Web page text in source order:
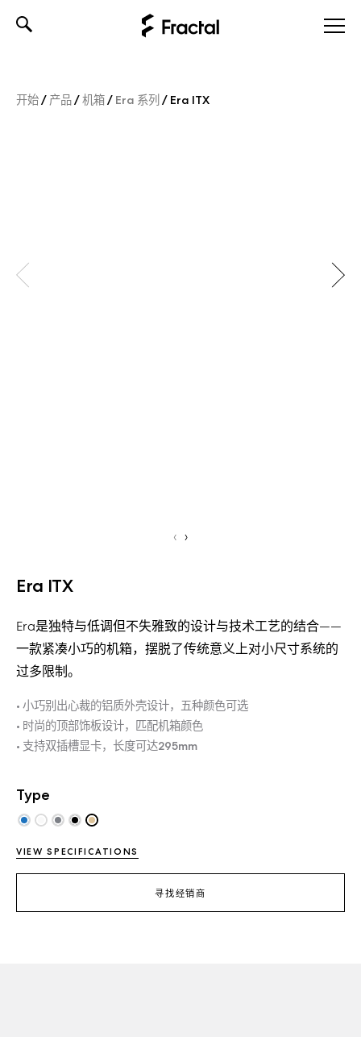
开始/ 产品/机箱/ Era 系列 / Era ITX
‹ ›
Era ITX
Era是独特与低调但不失雅致的设计与技术工艺的结合——
一款紧凑小巧的机箱，摆脱了传统意义上对小尺寸系统的
过多限制。
• 小巧别出心裁的铝质外壳设计，五种颜色可选
• 时尚的顶部饰板设计，匹配机箱颜色
• 支持双插槽显卡，长度可达295mm
Type
VIEW SPECIFICATIONS
寻找经销商